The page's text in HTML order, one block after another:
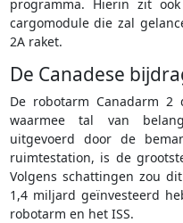
programma. Hierin zit
cargomodule die zal
2A raket.
De Canadese
De robotarm Canadarm
waarmee tal van
uitgevoerd door de
ruimtestation, is de
Volgens schattingen zou
1,4 miljard geïnvesteerd
robotarm en het ISS.